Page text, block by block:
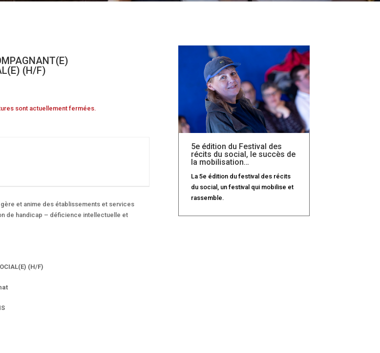
(H/F)
sont actuellement fermées.
et anime des établissements et services
de handicap – déficience intellectuelle et
(H/F)
5e édition du Festival des
récits du social, le succès de
la mobilisation…
La 5e édition du festival des récits
du social, un festival qui mobilise et
rassemble.